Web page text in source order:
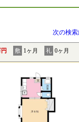
次の検
敷 1ヶ月 礼 0ヶ月